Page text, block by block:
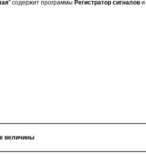
" содержит программы Регистратор сигналов и
величины